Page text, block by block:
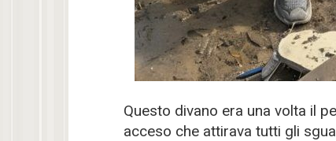
Questo divano era una volta il
acceso che attirava tutti gli